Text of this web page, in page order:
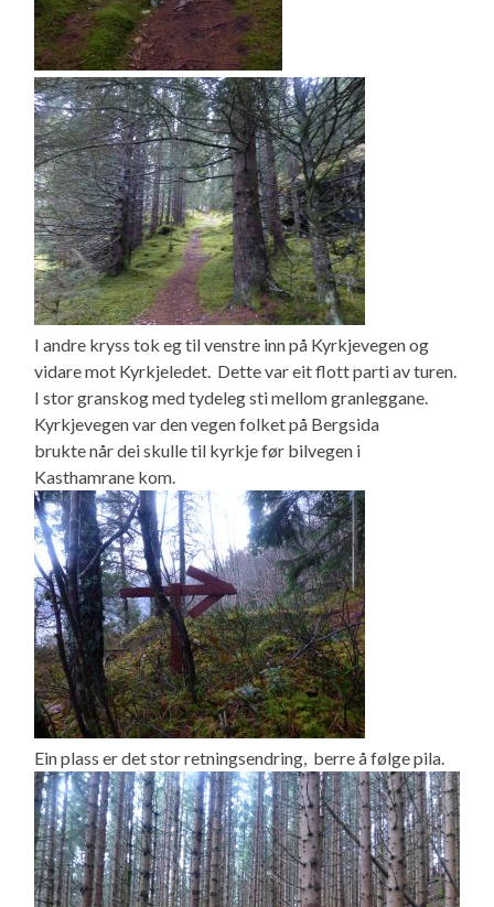
I andre kryss tok eg til venstre inn på Kyrkjevegen og
vidare mot Kyrkjeledet. Dette var eit flott parti av turen.
I stor granskog med tydeleg sti mellom granleggane.
Kyrkjevegen var den vegen folket på Bergsida
brukte når dei skulle til kyrkje før bilvegen i
Kasthamrane kom.
Ein plass er det stor retningsendring, berre å følge pila.